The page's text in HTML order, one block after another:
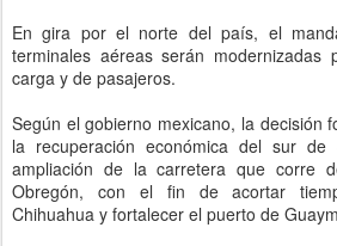
En gira por el norte del país, el
terminales aéreas serán modernizadas
carga y de pasajeros.
Según el gobierno mexicano, la decisión
la recuperación económica del sur
ampliación de la carretera que corre
Obregón, con el fin de acortar
Chihuahua y fortalecer el puerto de